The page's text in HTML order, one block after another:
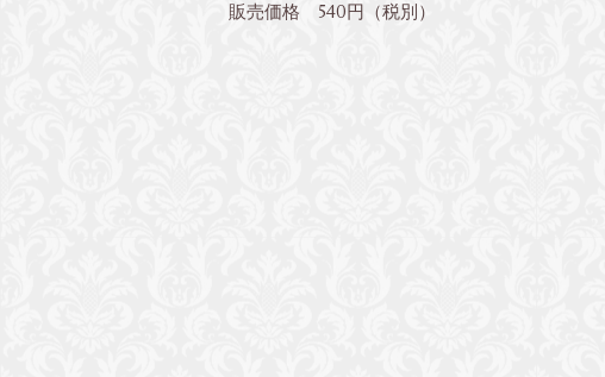
販売価格 540円（税別）